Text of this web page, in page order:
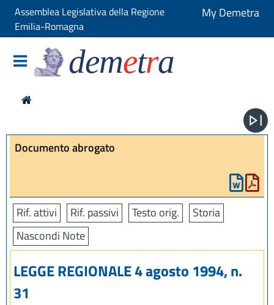
Assemblea Legislativa della Regione
Emilia-Romagna
My Demetra
demetra
Documento abrogato
Rif. attivi Rif. passivi Testo orig.
Storia
Nascondi Note
LEGGE REGIONALE 4 agosto 1994, n.
31